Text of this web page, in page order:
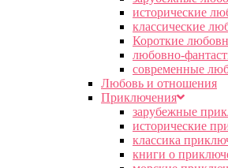
исторические
классические
Короткие
любовно-
современные
Любовь и отношения
Приключения
зарубежные
исторические
классика
книги о